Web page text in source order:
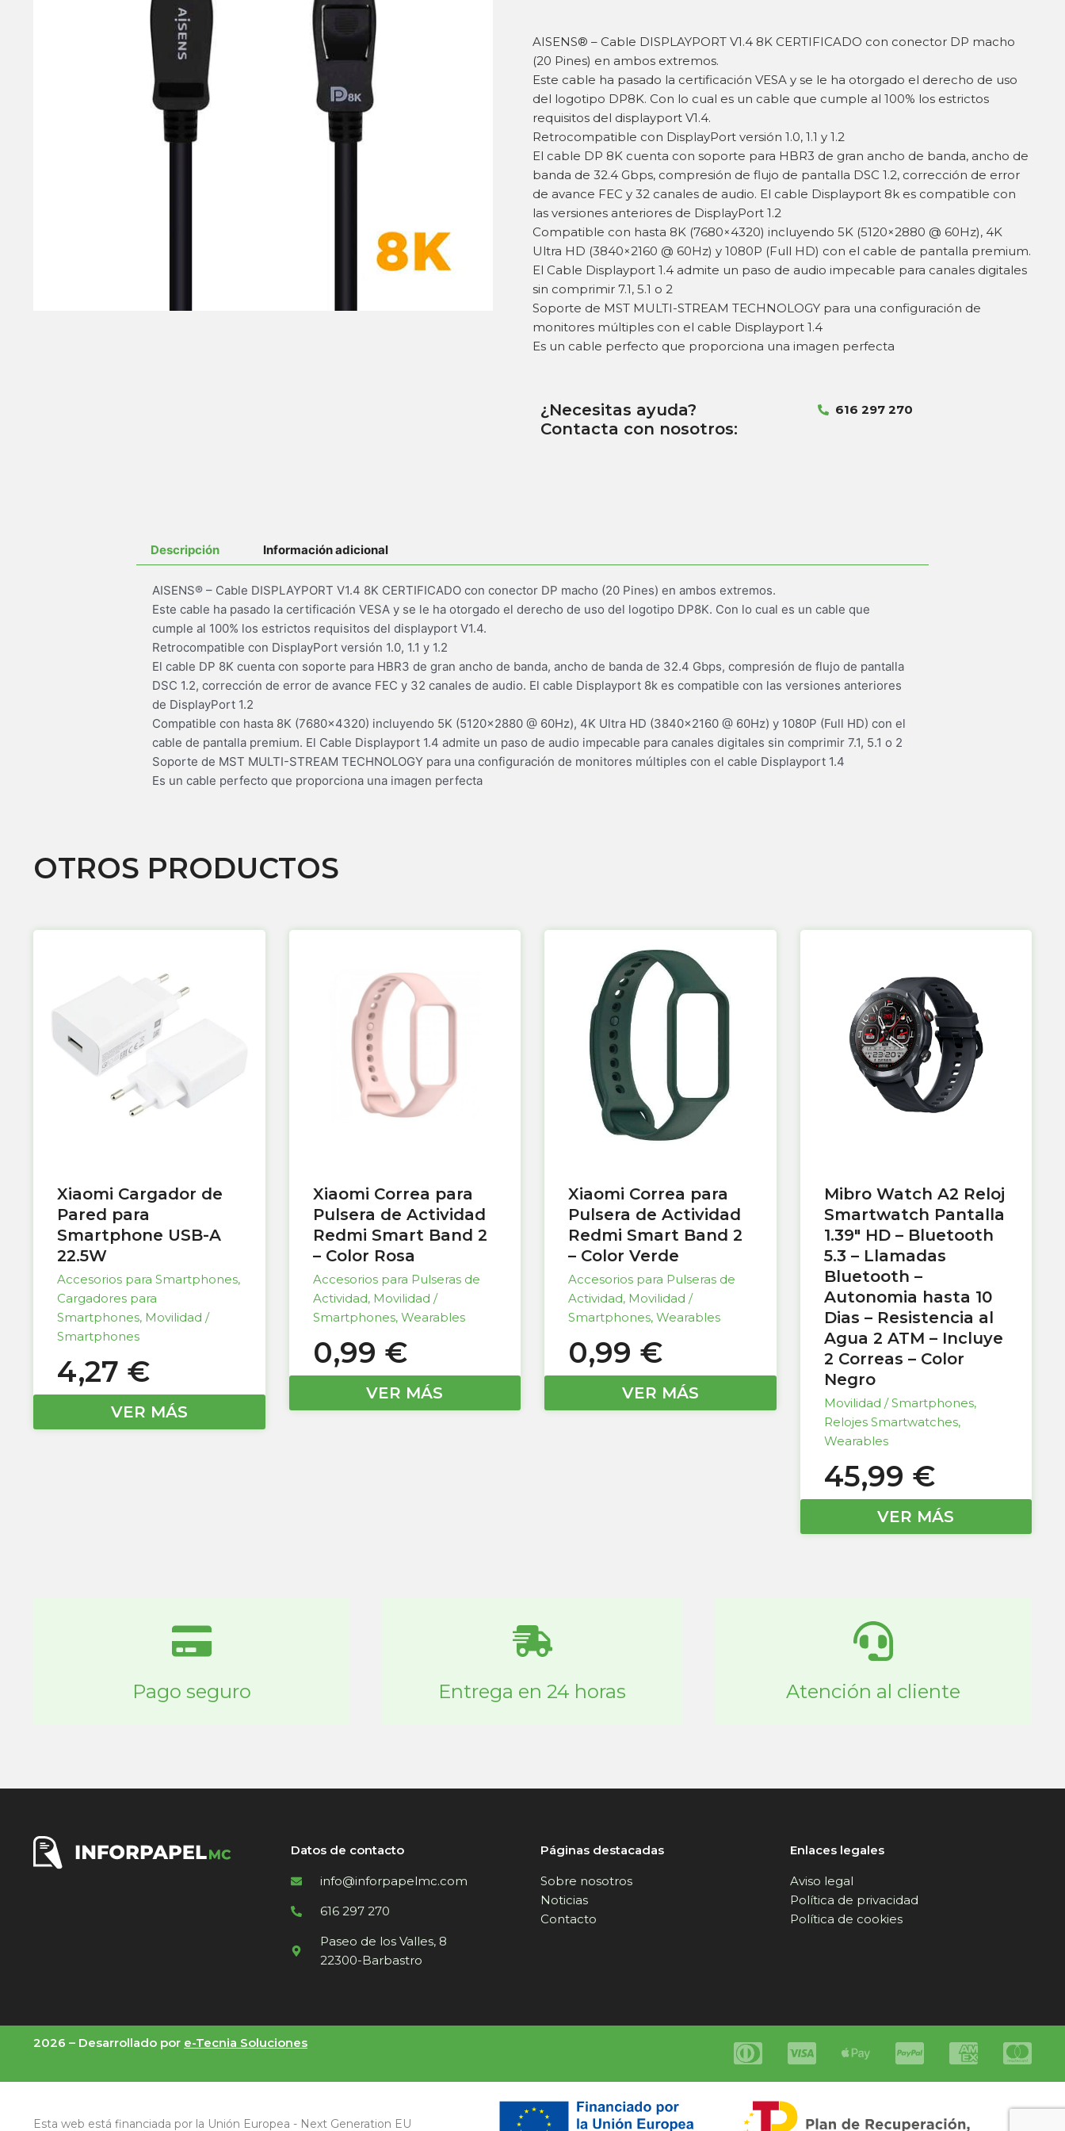
AISENS® – Cable DISPLAYPORT V1.4 8K CERTIFICADO con conector DP macho
(20 Pines) en ambos extremos.
Este cable ha pasado la certificación VESA y se le ha otorgado el derecho de uso
del logotipo DP8K. Con lo cual es un cable que cumple al 100% los estrictos
requisitos del displayport V1.4.
Retrocompatible con DisplayPort versión 1.0, 1.1 y 1.2
El cable DP 8K cuenta con soporte para HBR3 de gran ancho de banda, ancho de
banda de 32.4 Gbps, compresión de flujo de pantalla DSC 1.2, corrección de error
de avance FEC y 32 canales de audio. El cable Displayport 8k es compatible con
las versiones anteriores de DisplayPort 1.2
Compatible con hasta 8K (7680×4320) incluyendo 5K (5120×2880 @ 60Hz), 4K
Ultra HD (3840×2160 @ 60Hz) y 1080P (Full HD) con el cable de pantalla premium.
El Cable Displayport 1.4 admite un paso de audio impecable para canales digitales
sin comprimir 7.1, 5.1 o 2
Soporte de MST MULTI-STREAM TECHNOLOGY para una configuración de
monitores múltiples con el cable Displayport 1.4
Es un cable perfecto que proporciona una imagen perfecta
¿Necesitas ayuda?
Contacta con nosotros:
616 297 270
Descripción Información adicional
AISENS® – Cable DISPLAYPORT V1.4 8K CERTIFICADO con conector DP macho (20 Pines) en ambos extremos.
Este cable ha pasado la certificación VESA y se le ha otorgado el derecho de uso del logotipo DP8K. Con lo cual es un cable que
cumple al 100% los estrictos requisitos del displayport V1.4.
Retrocompatible con DisplayPort versión 1.0, 1.1 y 1.2
El cable DP 8K cuenta con soporte para HBR3 de gran ancho de banda, ancho de banda de 32.4 Gbps, compresión de flujo de pantalla
DSC 1.2, corrección de error de avance FEC y 32 canales de audio. El cable Displayport 8k es compatible con las versiones anteriores
de DisplayPort 1.2
Compatible con hasta 8K (7680×4320) incluyendo 5K (5120×2880 @ 60Hz), 4K Ultra HD (3840×2160 @ 60Hz) y 1080P (Full HD) con el
cable de pantalla premium. El Cable Displayport 1.4 admite un paso de audio impecable para canales digitales sin comprimir 7.1, 5.1 o 2
Soporte de MST MULTI-STREAM TECHNOLOGY para una configuración de monitores múltiples con el cable Displayport 1.4
Es un cable perfecto que proporciona una imagen perfecta
OTROS PRODUCTOS
Xiaomi Cargador de
Pared para
Smartphone USB-A
22.5W
Accesorios para Smartphones,
Cargadores para
Smartphones, Movilidad /
Smartphones
4,27 €
VER MÁS
Xiaomi Correa para
Pulsera de Actividad
Redmi Smart Band 2
– Color Rosa
Accesorios para Pulseras de
Actividad, Movilidad /
Smartphones, Wearables
0,99 €
VER MÁS
Xiaomi Correa para
Pulsera de Actividad
Redmi Smart Band 2
– Color Verde
Accesorios para Pulseras de
Actividad, Movilidad /
Smartphones, Wearables
0,99 €
VER MÁS
Mibro Watch A2 Reloj
Smartwatch Pantalla
1.39″ HD – Bluetooth
5.3 – Llamadas
Bluetooth –
Autonomia hasta 10
Dias – Resistencia al
Agua 2 ATM – Incluye
2 Correas – Color
Negro
Movilidad / Smartphones,
Relojes Smartwatches,
Wearables
45,99 €
VER MÁS
Pago seguro Entrega en 24 horas Atención al cliente
Datos de contacto
info@inforpapelmc.com
616 297 270
Paseo de los Valles, 8
22300-Barbastro
Páginas destacadas
Sobre nosotros
Noticias
Contacto
Enlaces legales
Aviso legal
Política de privacidad
Política de cookies
2026 – Desarrollado por e-Tecnia Soluciones
Esta web está financiada por la Unión Europea - Next Generation EU